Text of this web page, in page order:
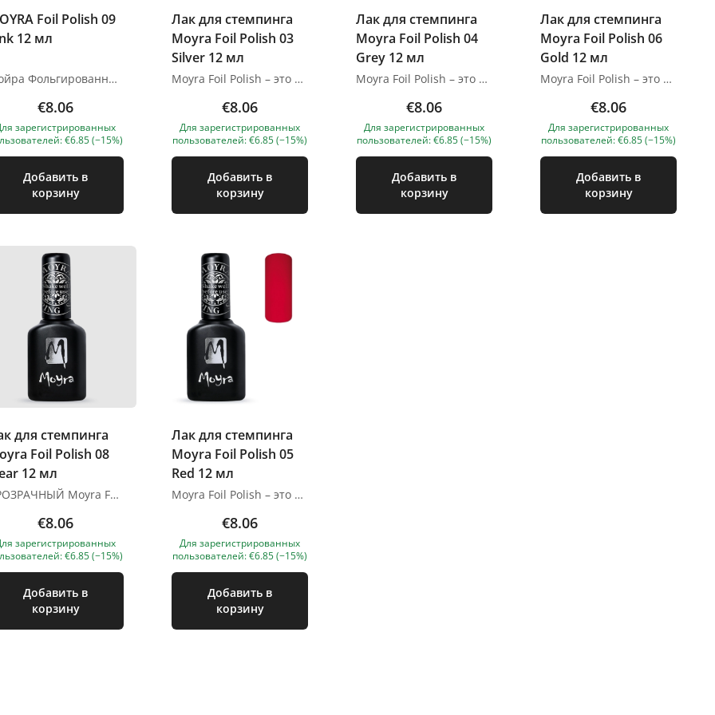
Foil Polish 09
12 мл
Мойра Фольгированный лак для стемпинга – это уникальный продукт, который высыхает на воздухе, обладает хорошей адгезией к ногтевой фольге, пигменту и действует порошками. Он сохнет дольше, чем обычная или штамповочная полировка, поэтому облегчает штамповку, оставляя больше времени для всего. Высыхает на воздухе 5-7 с
€8.06
зарегистрированных
€6.85 (−15%)
Добавить в
корзину
Лак для стемпинга
Moyra Foil Polish 03
Silver 12 мл
Moyra Foil Polish – это уникальный продукт, который высыхает на воздухе, имеет хорошую адгезию к фольге для ногтей, пигментным и эффектным порошкам. Он сохнет дольше, чем обычный лак или лак для стемпинга, поэтому стемпинг становится легче, оставляя больше времени для всего. Сохнет на воздухе 5-7 с Изображения продуктов носят иллюстративный характер. Если у вас есть какие-либо вопросы, мы всегда ждем вашего письма nanatallinn@gmail.com
€8.06
Для зарегистрированных
пользователей: €6.85 (−15%)
Добавить в
корзину
Лак для стемпинга
Moyra Foil Polish 04
Grey 12 мл
Moyra Foil Polish – это уникальный продукт, который высыхает на воздухе, имеет хорошую адгезию к фольге для ногтей, пигментным и эффектным порошкам. Он сохнет дольше, чем обычный лак или лак для стемпинга, поэтому стемпинг становится легче, оставляя больше времени для всего. Сохнет на воздухе 5-7 с Изображения продуктов носят иллюстративный характер. Если у вас есть какие-либо вопросы, мы всегда ждем вашего письма nanatallinn@gmail.com
€8.06
Для зарегистрированных
пользователей: €6.85 (−15%)
Добавить в
корзину
Лак для стемпинга
Moyra Foil Polish 06
Gold 12 мл
Moyra Foil Polish – это уникальный продукт, который высыхает на воздухе, имеет хорошую адгезию к фольге для ногтей, пигментным и эффектным порошкам. Он сохнет дольше, чем обычный лак или лак для стемпинга, поэтому стемпинг становится легче, оставляя больше времени для всего. Сохнет на воздухе 5-7 с Изображения продуктов носят иллюстративный характер. Если у вас есть какие-либо вопросы, мы всегда ждем вашего письма natallinn@gmail.com
€8.06
Для зарегистрированных
пользователей: €6.85 (−15%)
Добавить в
корзину
для стемпинга
Foil Polish 08
12 мл
ПРОЗРАЧНЫЙ Moyra Foil Polish – это уникальный продукт, который высыхает на воздухе, имеет хорошую адгезию к фольге для ногтей, пигментным и эффектным порошкам. Он сохнет дольше, чем обычный лак или лак для стемпинга, поэтому стемпинг становится легче, оставляя больше времени для всего. Сохнет на воздухе 5-7 сек Изображения продуктов носят иллюстративный характер. Если у вас есть какие-либо вопросы, мы всегда ждем вашего письма nanatallinn@gmail.com
€8.06
зарегистрированных
€6.85 (−15%)
Добавить в
корзину
Лак для стемпинга
Moyra Foil Polish 05
Red 12 мл
Moyra Foil Polish – это уникальный продукт, который высыхает на воздухе, обладает хорошей адгезией к ногтевой фольге. Сохнет на воздухе 5-7 с. Изображения продуктов носят иллюстративный характер. Если у вас есть какие-либо вопросы, мы всегда ждем вашего письма nanatallinn@gmail.com
€8.06
Для зарегистрированных
пользователей: €6.85 (−15%)
Добавить в
корзину